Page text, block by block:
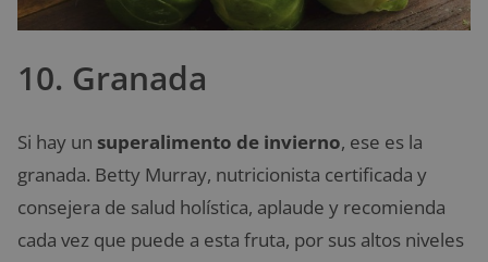
10. Granada
Si hay un superalimento de invierno, ese es la
granada. Betty Murray, nutricionista certificada y
consejera de salud holística, aplaude y recomienda
cada vez que puede a esta fruta, por sus altos niveles